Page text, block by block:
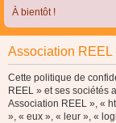
À bientôt !
Association
Cette politique de
REEL » et ses sociétés
Association REEL », «
», « eux », « leur », «